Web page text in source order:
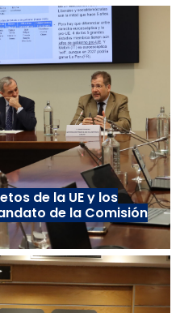
de la UE y los
de la Comisión